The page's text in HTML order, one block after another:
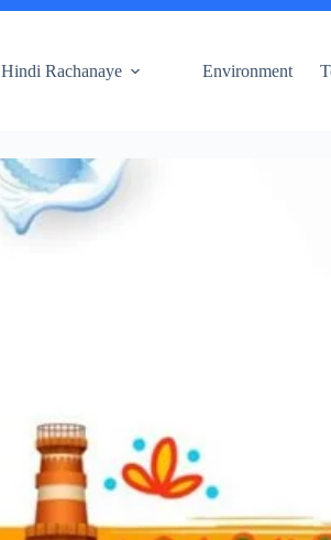
Hindi Rachanaye Environment